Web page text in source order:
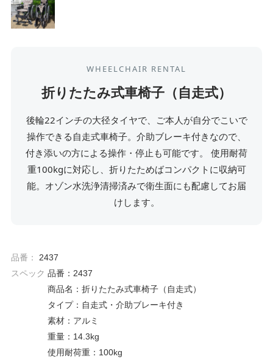
WHEELCHAIR RENTAL
折りたたみ式車椅子（自走式）
後輪22インチの大径タイヤで、ご本人が自分でこいで
操作できる自走式車椅子。介助ブレーキ付きなので、
付き添いの方による操作・停止も可能です。 使用耐荷
重100kgに対応し、折りたためばコンパクトに収納可
能。オゾン水洗浄清掃済みで衛生面にも配慮してお届
けします。
品番：
2437
スペック 品番：2437
商品名：折りたたみ式車椅子（自走式）
タイプ：自走式・介助ブレーキ付き
素材：アルミ
重量：14.3kg
使用耐荷重：100kg